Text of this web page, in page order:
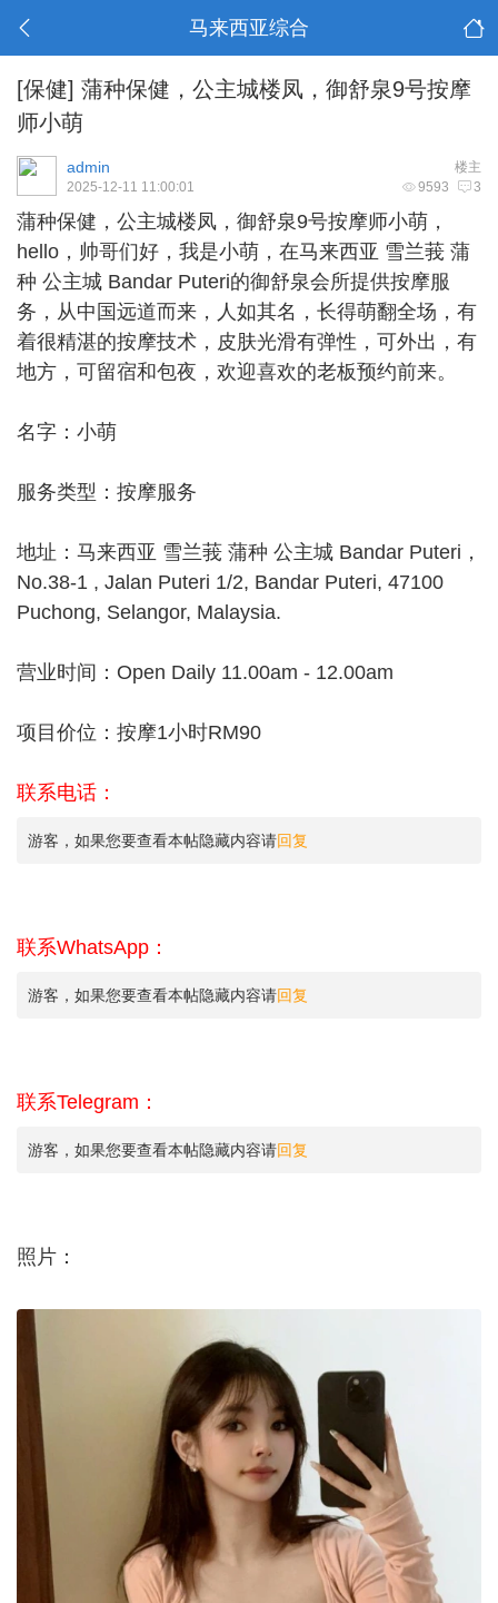
马来西亚综合
[保健] 蒲种保健，公主城楼凤，御舒泉9号按摩
师小萌
楼主
admin
9593 3
2025-12-11 11:00:01
蒲种保健 ，公主城楼凤，御舒泉9号按摩师小萌，
hello，帅哥们好，我是小萌，在马来西亚 雪兰莪 蒲
种 公主城 Bandar Puteri的御舒泉会所提供按摩服
务，从中国远道而来，人如其名，长得萌翻全场，有
着很精湛的按摩技术，皮肤光滑有弹性，可外出，有
地方，可留宿和包夜，欢迎喜欢的老板预约前来。
名字：小萌
服务类型：按摩服务
地址：马来西亚 雪兰莪 蒲种 公主城 Bandar Puteri，
No.38-1 , Jalan Puteri 1/2, Bandar Puteri, 47100
Puchong, Selangor, Malaysia.
营业时间：Open Daily 11.00am - 12.00am
项目价位：按摩1小时RM90
联系电话：
游客，如果您要查看本帖隐藏内容请回复
联系WhatsApp：
游客，如果您要查看本帖隐藏内容请回复
联系Telegram：
游客，如果您要查看本帖隐藏内容请回复
照片：